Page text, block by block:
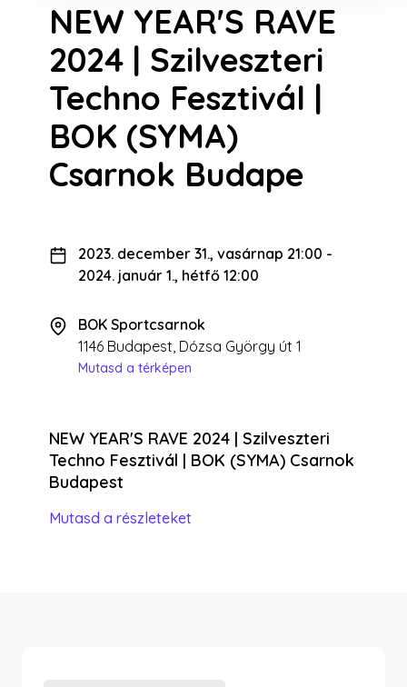
NEW YEAR'S RAVE
2024 | Szilveszteri
Techno Fesztivál |
BOK (SYMA)
Csarnok Budape
2023. december 31., vasárnap 21:00 -
2024. január 1., hétfő 12:00
BOK Sportcsarnok
1146 Budapest, Dózsa György út 1
Mutasd a térképen
NEW YEAR'S RAVE 2024 | Szilveszteri
Techno Fesztivál | BOK (SYMA) Csarnok
Budapest
Mutasd a részleteket